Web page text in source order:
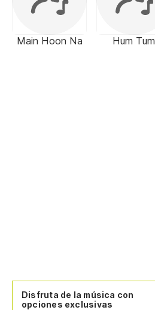
Main Hoon Na Hum Tum
Disfruta de la música con
opciones exclusivas